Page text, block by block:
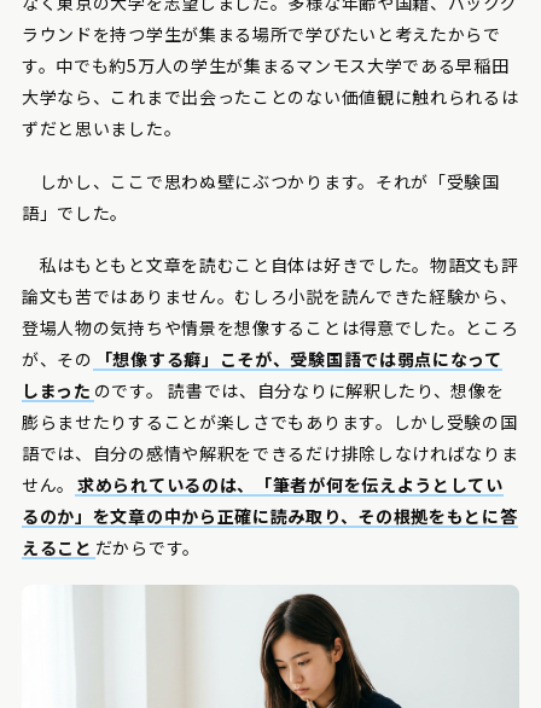
ラウンドを持つ学生が集まる場所で学びたいと考えたからで
す。中でも約5万人の学生が集まるマンモス大学である早稲田
大学なら、これまで出会ったことのない価値観に触れられるは
ずだと思いました。
しかし、ここで思わぬ壁にぶつかります。それが「受験国
語」でした。
私はもともと文章を読むこと自体は好きでした。物語文も評
論文も苦ではありません。むしろ小説を読んできた経験から、
登場人物の気持ちや情景を想像することは得意でした。ところ
が、その
「想像する癖」こそが、受験国語では弱点になって
しまった のです。 読書では、自分なりに解釈したり、想像を
膨らませたりすることが楽しさでもあります。しかし受験の国
語では、自分の感情や解釈をできるだけ排除しなければなりま
せん。 求められているのは、「筆者が何を伝えようとしてい
るのか」を文章の中から正確に読み取り、その根拠をもとに答
えること だからです。